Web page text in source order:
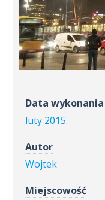
Data
luty 2015
Autor
Wojtek
Miejscowość